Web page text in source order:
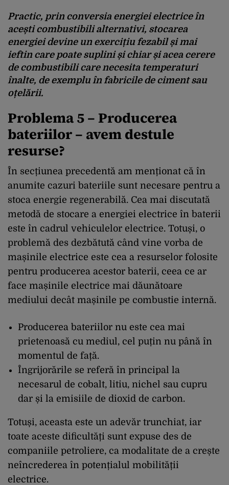
Practic, prin conversia energiei electrice în
acești combustibili alternativi, stocarea
energiei devine un exercițiu fezabil și mai
ieftin care poate suplini și chiar și acea cerere
de combustibili care necesita temperaturi
înalte, de exemplu în fabricile de ciment sau
oțelării.
Problema 5 – Producerea
bateriilor – avem destule
resurse?
În secțiunea precedentă am menționat că în
anumite cazuri bateriile sunt necesare pentru a
stoca energie regenerabilă. Cea mai discutată
metodă de stocare a energiei electrice în baterii
este în cadrul vehiculelor electrice. Totuși, o
problemă des dezbătută când vine vorba de
mașinile electrice este cea a resurselor folosite
pentru producerea acestor baterii, ceea ce ar
face mașinile electrice mai dăunătoare
mediului decât mașinile pe combustie internă.
Producerea bateriilor nu este cea mai
prietenoasă cu mediul, cel puțin nu până în
momentul de față.
Îngrijorările se referă în principal la
necesarul de cobalt, litiu, nichel sau cupru
dar și la emisiile de dioxid de carbon.
Totuși, aceasta este un adevăr trunchiat, iar
toate aceste dificultăți sunt expuse des de
companiile petroliere, ca modalitate de a crește
neîncrederea în potențialul mobilității
electrice.